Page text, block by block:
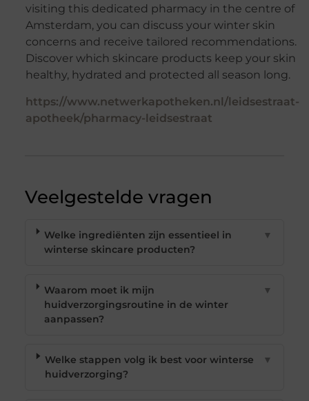
visiting this dedicated pharmacy in the centre of
Amsterdam, you can discuss your winter skin
concerns and receive tailored recommendations.
Discover which skincare products keep your skin
healthy, hydrated and protected all season long.
https://www.netwerkapotheken.nl/leidsestraat-
apotheek/pharmacy-leidsestraat
Veelgestelde vragen
Welke ingrediënten zijn essentieel in
winterse skincare producten?
▼
Waarom moet ik mijn
huidverzorgingsroutine in de winter
aanpassen?
▼
Welke stappen volg ik best voor winterse
huidverzorging?
▼